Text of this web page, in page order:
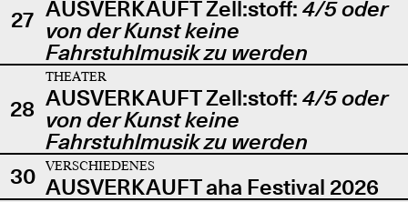
27 AUSVERKAUFT Zell:stoff: 4/5 oder
von der Kunst keine
Fahrstuhlmusik zu werden
28
THEATER
AUSVERKAUFT Zell:stoff: 4/5 oder
von der Kunst keine
Fahrstuhlmusik zu werden
30
VERSCHIEDENES
AUSVERKAUFT aha Festival 2026